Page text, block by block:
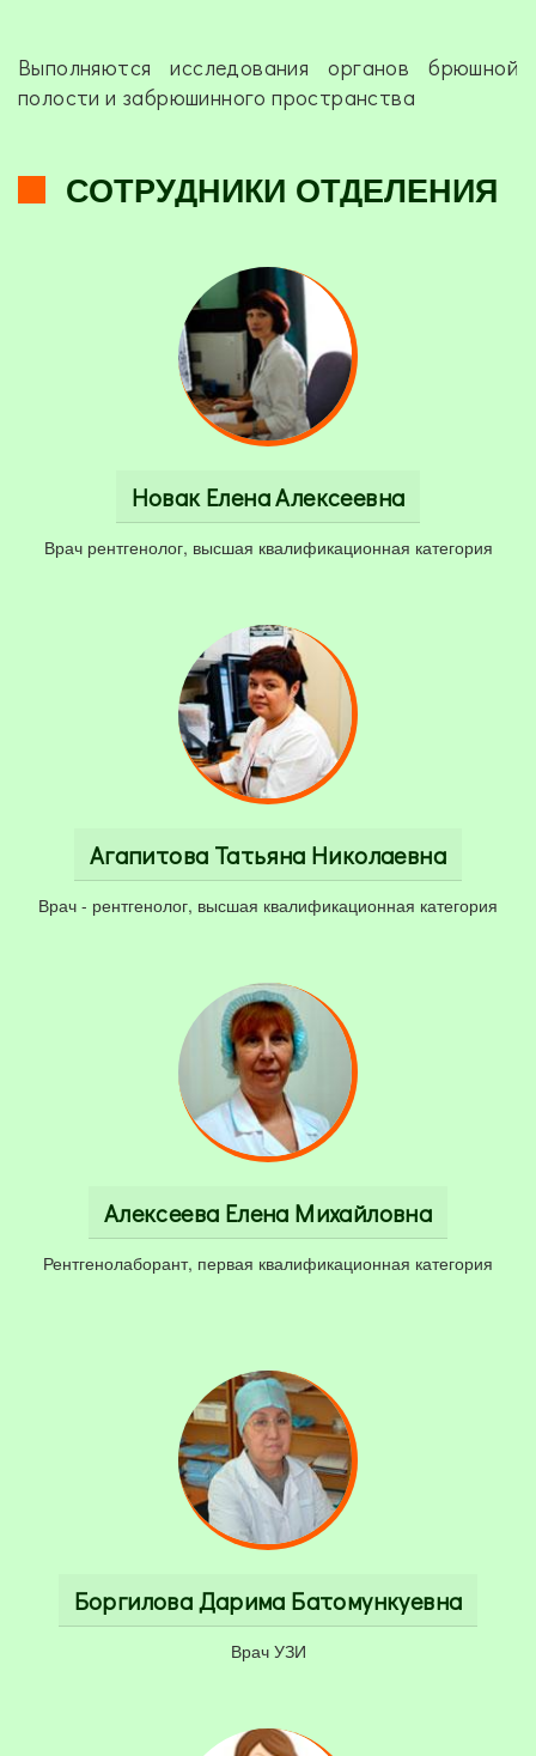
Выполняются исследования органов брюшной
полости и забрюшинного пространства
СОТРУДНИКИ ОТДЕЛЕНИЯ
Новак Елена Алексеевна
Врач рентгенолог, высшая квалификационная категория
Агапитова Татьяна Николаевна
Врач - рентгенолог, высшая квалификационная категория
Алексеева Елена Михайловна
Рентгенолаборант, первая квалификационная категория
Боргилова Дарима Батомункуевна
Врач УЗИ